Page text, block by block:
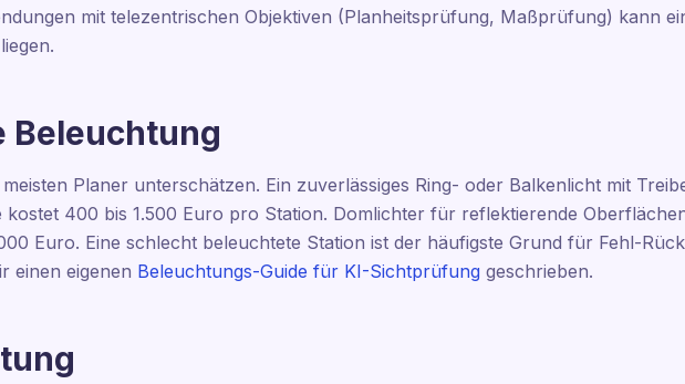
mit telezentrischen Objektiven (Planheitsprüfung, Maßprüfung) kann
Beleuchtung
Planer unterschätzen. Ein zuverlässiges Ring- oder Balkenlicht mit
kostet 400 bis 1.500 Euro pro Station. Domlichter für reflektierende
Euro. Eine schlecht beleuchtete Station ist der häufigste Grund für Fehl-
einen eigenen Beleuchtungs-Guide für KI-Sichtprüfung geschrieben.